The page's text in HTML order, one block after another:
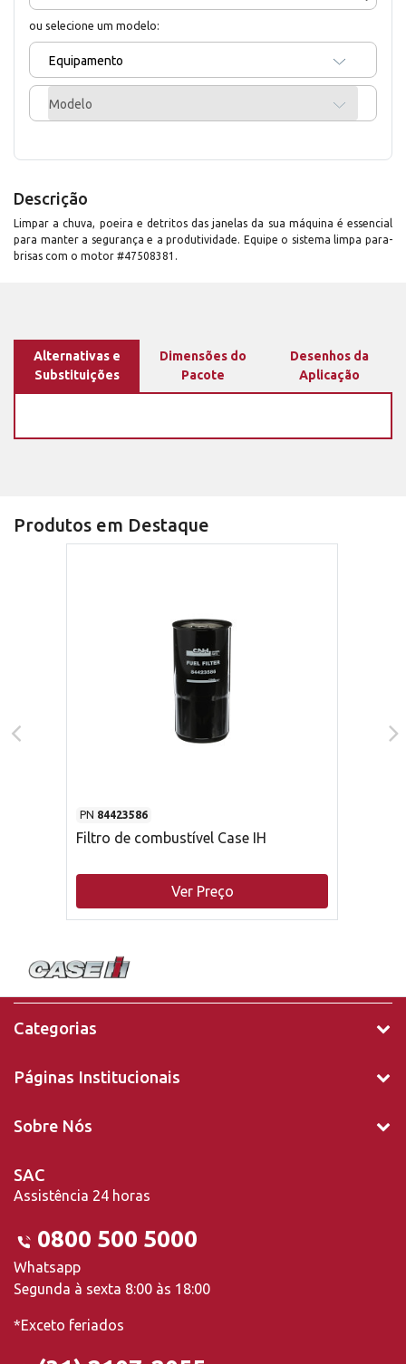
ou selecione um modelo:
Equipamento
Modelo
Descrição
Limpar a chuva, poeira e detritos das janelas da sua máquina é essencial
para manter a segurança e a produtividade. Equipe o sistema limpa para-
brisas com o motor #47508381.
Alternativas e
Substituições
Dimensões do
Pacote
Desenhos da
Aplicação
Produtos em Destaque
PN 84423586
Filtro de combustível Case IH
Ver Preço
Categorias
Páginas Institucionais
Sobre Nós
SAC
Assistência 24 horas
0800 500 5000
Whatsapp
Segunda à sexta 8:00 às 18:00
*Exceto feriados